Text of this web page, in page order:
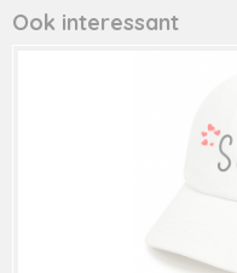
Ook interessant